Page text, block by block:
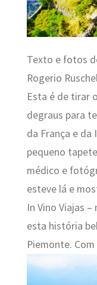
Texto e fotos
Rogerio
Esta é de tirar
degraus para
da França e da
pequeno
médico e
esteve lá e
In Vino Viajas
esta história
Piemonte.